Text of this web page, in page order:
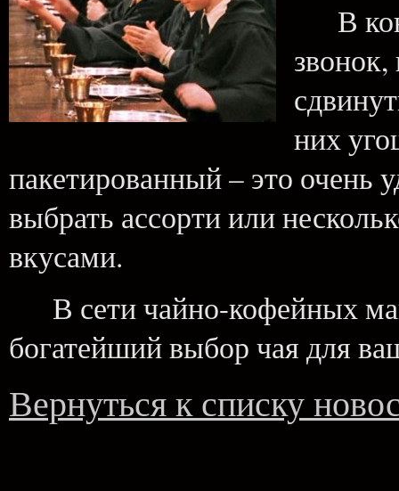
В
них
пакетированный – это очень
выбрать ассорти или
вкусами.
В сети чайно-кофейных
богатейший выбор чая для
Вернуться к списку